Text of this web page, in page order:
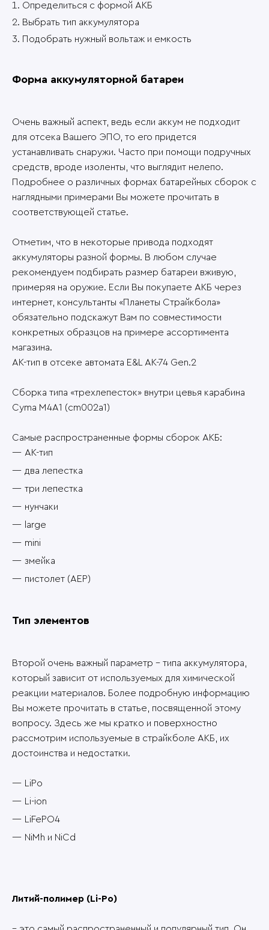
Определиться с формой АКБ
Выбрать тип аккумулятора
Подобрать нужный вольтаж и емкость
Форма аккумуляторной батареи
Очень важный аспект, ведь если аккум не подходит
для отсека Вашего ЭПО, то его придется
устанавливать снаружи. Часто при помощи подручных
средств, вроде изоленты, что выглядит нелепо.
Подробнее о различных формах батарейных сборок с
наглядными примерами Вы можете прочитать в
соответствующей статье.
Отметим, что в некоторые привода подходят
аккумуляторы разной формы. В любом случае
рекомендуем подбирать размер батареи вживую,
примеряя на оружие. Если Вы покупаете АКБ через
интернет, консультанты «Планеты Страйкбола»
обязательно подскажут Вам по совместимости
конкретных образцов на примере ассортимента
магазина.
АК-тип в отсеке автомата E&L АК-74 Gen.2
Сборка типа «трехлепесток» внутри цевья карабина
Cyma M4A1 (cm002a1)
Самые распространенные формы сборок АКБ:
АК-тип
два лепестка
три лепестка
нунчаки
large
mini
змейка
пистолет (AEP)
Тип элементов
Второй очень важный параметр – типа аккумулятора,
который зависит от используемых для химической
реакции материалов. Более подробную информацию
Вы можете прочитать в статье, посвященной этому
вопросу. Здесь же мы кратко и поверхностно
рассмотрим используемые в страйкболе АКБ, их
достоинства и недостатки.
LiPo
Li-ion
LiFePO4
NiMh и NiCd
Литий-полимер (Li-Po)